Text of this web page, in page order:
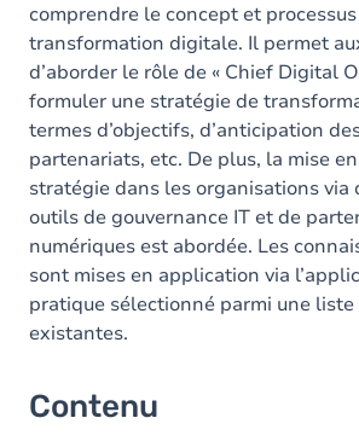
comprendre le concept et
transformation digitale. Il permet
d’aborder le rôle de « Chief Digital
formuler une stratégie de
termes d’objectifs, d’anticipation
partenariats, etc. De plus, la mise
stratégie dans les organisations via
outils de gouvernance IT et de
numériques est abordée. Les
sont mises en application via
pratique sélectionné parmi une liste
existantes.
Contenu